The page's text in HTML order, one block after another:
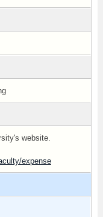
website.
expense